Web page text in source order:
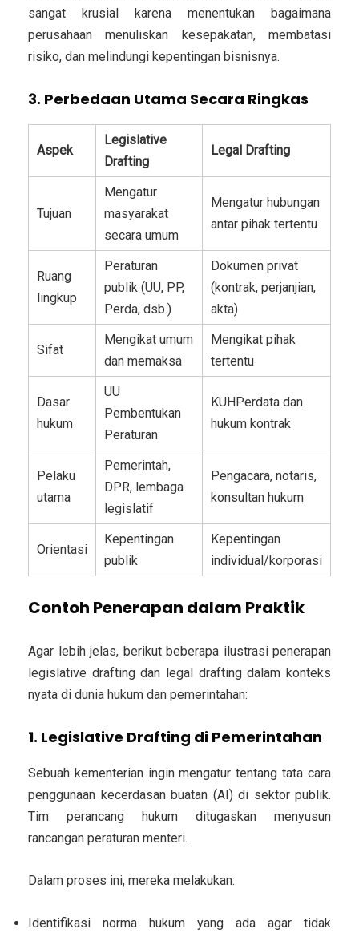
sangat krusial karena menentukan bagaimana
perusahaan menuliskan kesepakatan, membatasi
risiko, dan melindungi kepentingan bisnisnya.
3. Perbedaan Utama Secara Ringkas
Aspek
Legislative
Drafting
Legal Drafting
Tujuan
Mengatur
masyarakat
secara umum
Mengatur hubungan
antar pihak tertentu
Ruang
lingkup
Peraturan
publik (UU, PP,
Perda, dsb.)
Dokumen privat
(kontrak, perjanjian,
akta)
Sifat
Mengikat umum
dan memaksa
Mengikat pihak
tertentu
Dasar
hukum
UU
Pembentukan
Peraturan
KUHPerdata dan
hukum kontrak
Pelaku
utama
Pemerintah,
DPR, lembaga
legislatif
Pengacara, notaris,
konsultan hukum
Orientasi
Kepentingan
publik
Kepentingan
individual/korporasi
Contoh Penerapan dalam Praktik
Agar lebih jelas, berikut beberapa ilustrasi penerapan
legislative draftingdan legal draftingdalam konteks
nyata di dunia hukum dan pemerintahan:
1. Legislative Drafting di Pemerintahan
Sebuah kementerian ingin mengatur tentang tata cara
penggunaan kecerdasan buatan (AI) di sektor publik.
Tim perancang hukum ditugaskan menyusun
rancangan peraturan menteri.
Dalam proses ini, mereka melakukan:
Identifikasi norma hukum yang ada agar tidak